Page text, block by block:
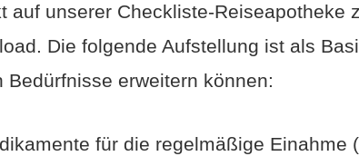
auf unserer Checkliste-Reiseapotheke
Die folgende Aufstellung ist als
Bedürfnisse erweitern können:
für die regelmäßige Einahme